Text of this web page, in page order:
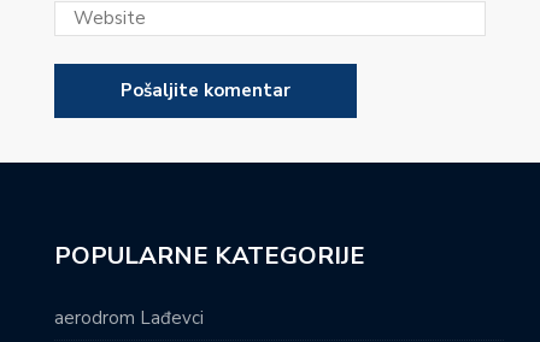
POPULARNE KATEGORIJE
aerodrom Lađevci